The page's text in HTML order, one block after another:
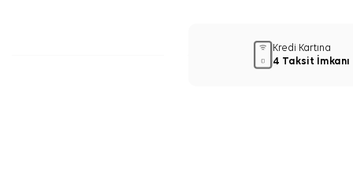
Kredi Kartına
4 Taksit İmkanı